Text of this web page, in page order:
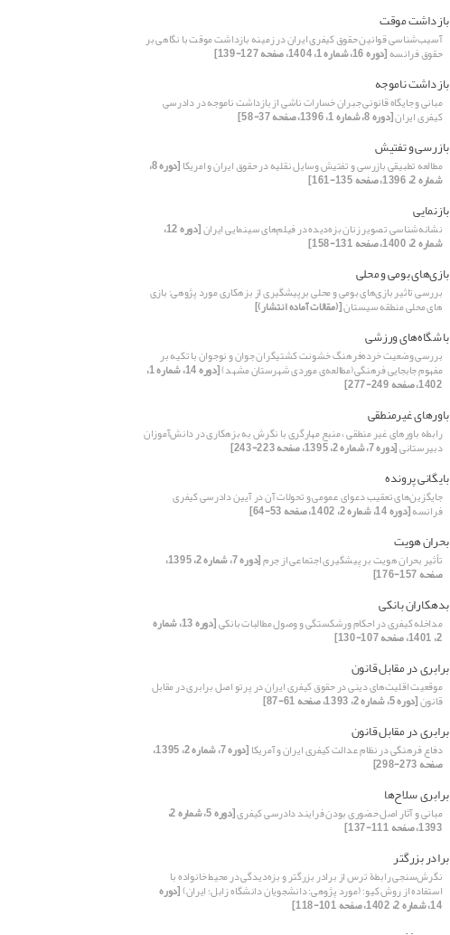
بازداشت موقت
آسیب‌شناسی قوانین حقوق کیفری ایران در زمینه بازداشت موقت با نگاهی بر
حقوق فرانسه[دوره 16، شماره 1، 1404، صفحه 127-139]
بازداشت ناموجه
مبانی و جایگاه قانونی جبران خسارات ناشی از بازداشت ناموجه در دادرسی
کیفری ایران[دوره 8، شماره 1، 1396، صفحه 37-58]
بازرسی و تفتیش
مطالعه تطبیقی بازرسی و تفتیش وسایل نقلیه در حقوق ایران و امریکا [دوره 8،
شماره 2، 1396، صفحه 135-161]
بازنمایی
نشانه‌شناسی تصویر زنان بزه‌دیده در فیلم‌های سینمایی ایران [دوره 12،
شماره 2، 1400، صفحه 131-158]
بازی‌های بومی و محلی
بررسی تاثیر بازی‌های بومی و محلی برپیشگیری از بزهکاری مورد پژوهی: بازی
های محلی منطقه سیستان[(مقالات آماده انتشار)]
باشگاه‌های ورزشی
بررسی وضعیت خرده‌فرهنگ خشونت کشتیگران جوان و نوجوان با تکیه بر
مفهوم جابجایی فرهنگی(مطالعه‌ی موردی شهرستان مشهد) [دوره 14، شماره 1،
1402، صفحه 249-277]
باورهای غیرمنطقی
رابطه باورهای غیر منطقی ، منبع مهارگری با نگرش به بزهکاری در دانش‌آموزان
دبیرستانی[دوره 7، شماره 2، 1395، صفحه 223-243]
بایگانی پرونده
جایگزین‌های تعقیب دعوای عمومی و تحولات آن در آیین دادرسی کیفری
فرانسه[دوره 14، شماره 2، 1402، صفحه 53-64]
بحران هویت
تأثیر بحران هویت بر پیشگیری اجتماعی از جرم [دوره 7، شماره 2، 1395،
صفحه 157-176]
بدهکاران بانکی
مداخله کیفری در احکام ورشکستگی و وصول مطالبات بانکی [دوره 13، شماره
2، 1401، صفحه 107-130]
برابری در مقابل قانون
موقعیت اقلیت‌های دینی در حقوق کیفری ایران در پرتو اصل برابری در مقابل
قانون[دوره 5، شماره 2، 1393، صفحه 61-87]
برابری در مقابل قانون
دفاع فرهنگی در نظام عدالت کیفری ایران و آمریکا [دوره 7، شماره 2، 1395،
صفحه 273-298]
برابری سلاح‌ها
مبانی و آثار اصل حضوری بودن فرایند دادرسی کیفری [دوره 5، شماره 2،
1393، صفحه 111-137]
برادر بزرگتر
نگرش‌سنجی رابطة ترس از برادر بزرگتر و بزه‌دیدگی در محیط خانواده با
استفاده از روش کیو: (مورد پژوهی: دانشجویان دانشگاه زابل؛ ایران)[دوره
14، شماره 2، 1402، صفحه 101-118]